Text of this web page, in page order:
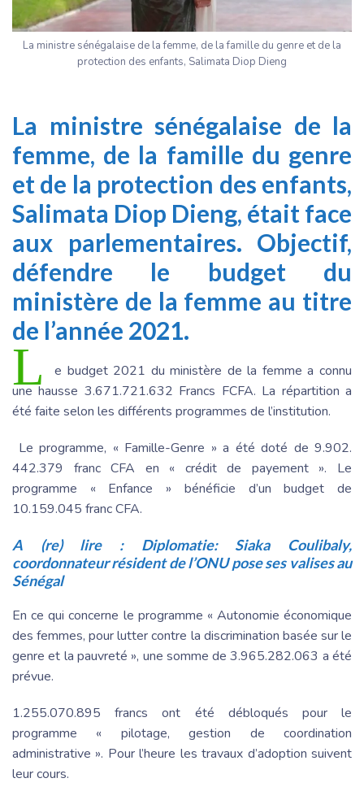
La ministre sénégalaise de la femme, de la famille du genre et de la
protection des enfants, Salimata Diop Dieng
La ministre sénégalaise de la
femme, de la famille du genre
et de la protection des enfants,
Salimata Diop Dieng, était face
aux parlementaires. Objectif,
défendre le budget du
ministère de la femme au titre
de l’année 2021.
L
e budget 2021 du ministère de la femme a connu
une hausse 3.671.721.632 Francs FCFA. La répartition a
été faite selon les différents programmes de l’institution.
Le programme, « Famille-Genre » a été doté de 9.902.
442.379 franc CFA en « crédit de payement ». Le
programme « Enfance » bénéficie d’un budget de
10.159.045 franc CFA.
A (re) lire : Diplomatie: Siaka Coulibaly,
coordonnateur résident de l’ONU pose ses valises au
Sénégal
En ce qui concerne le programme « Autonomie économique
des femmes, pour lutter contre la discrimination basée sur le
genre et la pauvreté », une somme de 3.965.282.063 a été
prévue.
1.255.070.895 francs ont été débloqués pour le
programme « pilotage, gestion de coordination
administrative ». Pour l’heure les travaux d’adoption suivent
leur cours.